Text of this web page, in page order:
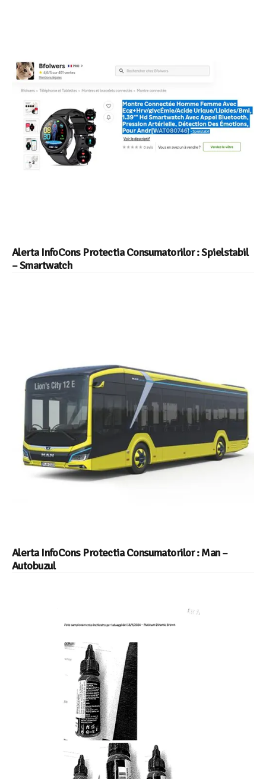
Alerta InfoCons Protectia Consumatorilor : Spielstabil
– Smartwatch
Alerta InfoCons Protectia Consumatorilor : Man –
Autobuzul